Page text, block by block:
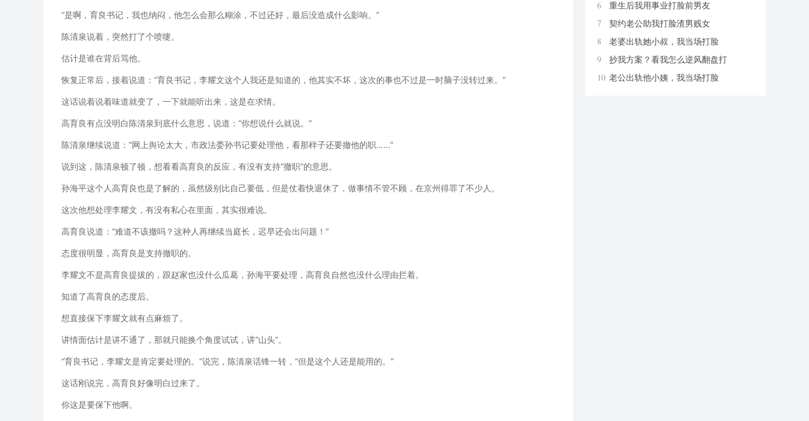
“是啊，育良书记，我也纳闷，他怎么会那么糊涂，不过还好，最后没造成什么影响。”
陈清泉说着，突然打了个喷嚏。
估计是谁在背后骂他。
恢复正常后，接着说道：“育良书记，李耀文这个人我还是知道的，他其实不坏，这次的事也不过是一时脑子没转过来。”
这话说着说着味道就变了，一下就能听出来，这是在求情。
高育良有点没明白陈清泉到底什么意思，说道：“你想说什么就说。”
陈清泉继续说道：“网上舆论太大，市政法委孙书记要处理他，看那样子还要撤他的职……”
说到这，陈清泉顿了顿，想看看高育良的反应，有没有支持“撤职”的意思。
孙海平这个人高育良也是了解的，虽然级别比自己要低，但是仗着快退休了，做事情不管不顾，在京州得罪了不少人。
这次他想处理李耀文，有没有私心在里面，其实很难说。
高育良说道：“难道不该撤吗？这种人再继续当庭长，迟早还会出问题！”
态度很明显，高育良是支持撤职的。
李耀文不是高育良提拔的，跟赵家也没什么瓜葛，孙海平要处理，高育良自然也没什么理由拦着。
知道了高育良的态度后。
想直接保下李耀文就有点麻烦了。
讲情面估计是讲不通了，那就只能换个角度试试，讲“山头”。
“育良书记，李耀文是肯定要处理的。”说完，陈清泉话锋一转，“但是这个人还是能用的。”
这话刚说完，高育良好像明白过来了。
你这是要保下他啊。
6 重生后我用事业打脸前男友
财神爷保佑我发大财哦
7 契约老公助我打脸渣男贱女
无花带雨
8 老婆出轨她小叔，我当场打脸
匿名
9
抄我方案？看我怎么逆风翻盘打
脸
思远方圆
10 老公出轨他小姨，我当场打脸